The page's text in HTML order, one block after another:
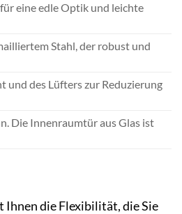
eine edle Optik und leichte
Stahl, der robust und
des Lüfters zur Reduzierung
Die Innenraumtür aus Glas ist
Ihnen die Flexibilität, die Sie